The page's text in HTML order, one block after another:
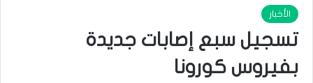
الأخبار
تسجيل سبع إصابات جديدة
بفيروس كورونا